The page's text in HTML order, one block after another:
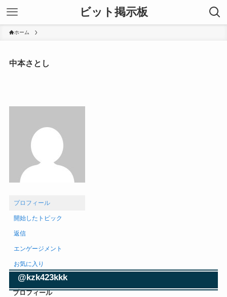
ビット掲示板
ホーム
中本さとし
プロフィール
開始したトピック
返信
エンゲージメント
お気に入り
@kzk423kkk
プロフィール